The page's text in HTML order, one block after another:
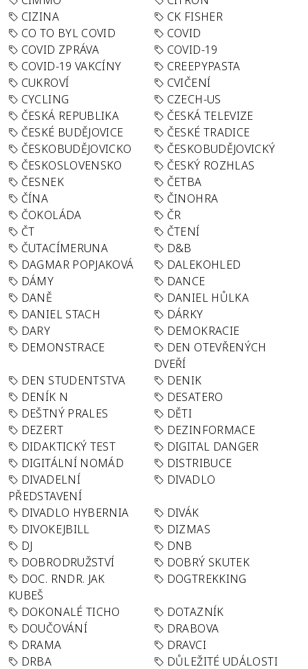
CIZINA
CK FISHER
CO TO BYL COVID
COVID
COVID ZPRÁVA
COVID-19
COVID-19 VAKCÍNY
CREEPYPASTA
CUKROVÍ
CVIČENÍ
CYCLING
CZECH-US
ČESKÁ REPUBLIKA
ČESKÁ TELEVIZE
ČESKÉ BUDĚJOVICE
ČESKÉ TRADICE
ČESKOBUDĚJOVICKO
ČESKOBUDĚJOVICKÝ
ČESKOSLOVENSKO
ČESKÝ ROZHLAS
ČESNEK
ČETBA
ČÍNA
ČINOHRA
ČOKOLÁDA
ČR
ČT
ČTENÍ
ČUTACÍMERUNA
D&B
DAGMAR POPJAKOVÁ
DALEKOHLED
DÁMY
DANCE
DANĚ
DANIEL HŮLKA
DANIEL STACH
DÁRKY
DARY
DEMOKRACIE
DEMONSTRACE
DEN OTEVŘENÝCH
DVEŘÍ
DEN STUDENTSTVA
DENIK
DENÍK N
DESATERO
DEŠTNÝ PRALES
DĚTI
DEZERT
DEZINFORMACE
DIDAKTICKÝ TEST
DIGITAL DANGER
DIGITÁLNÍ NOMÁD
DISTRIBUCE
DIVADELNÍ
PŘEDSTAVENÍ
DIVADLO
DIVADLO HYBERNIA
DIVÁK
DIVOKEJBILL
DIZMAS
DJ
DNB
DOBRODRUŽSTVÍ
DOBRÝ SKUTEK
DOC. RNDR. JAK
KUBEŠ
DOGTREKKING
DOKONALÉ TICHO
DOTAZNÍK
DOUČOVÁNÍ
DRABOVA
DRAMA
DRAVCI
DRBA
DŮLEŽITÉ UDÁLOSTI